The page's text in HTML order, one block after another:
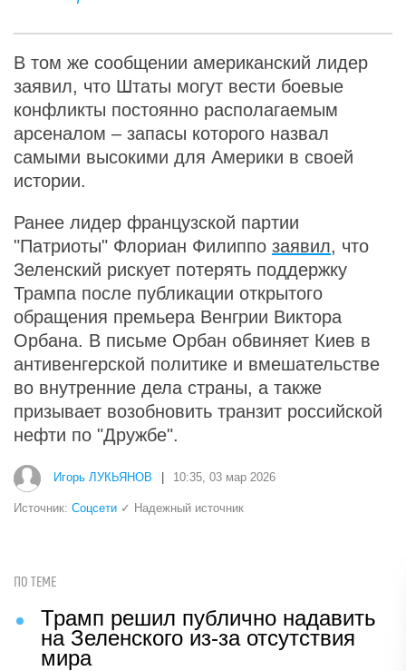
В том же сообщении американский лидер
заявил, что Штаты могут вести боевые
конфликты постоянно располагаемым
арсеналом – запасы которого назвал
самыми высокими для Америки в своей
истории.
Ранее лидер французской партии
"Патриоты" Флориан Филиппо заявил, что
Зеленский рискует потерять поддержку
Трампа после публикации открытого
обращения премьера Венгрии Виктора
Орбана. В письме Орбан обвиняет Киев в
антивенгерской политике и вмешательстве
во внутренние дела страны, а также
призывает возобновить транзит российской
нефти по "Дружбе".
Игорь ЛУКЬЯНОВ 10:35, 03 мар 2026
Источник: Соцсети ✓ Надежный источник
ПО ТЕМЕ
Трамп решил публично надавить
на Зеленского из-за отсутствия
мира